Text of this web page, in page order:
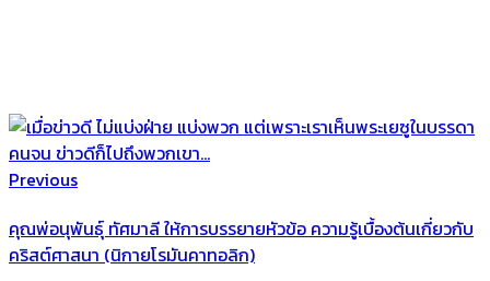
Previous
คุณพ่อนุพันธุ์ ทัศมาลี ให้การบรรยายหัวข้อ ความรู้เบื้องต้นเกี่ยวกับ
คริสต์ศาสนา (นิกายโรมันคาทอลิก)